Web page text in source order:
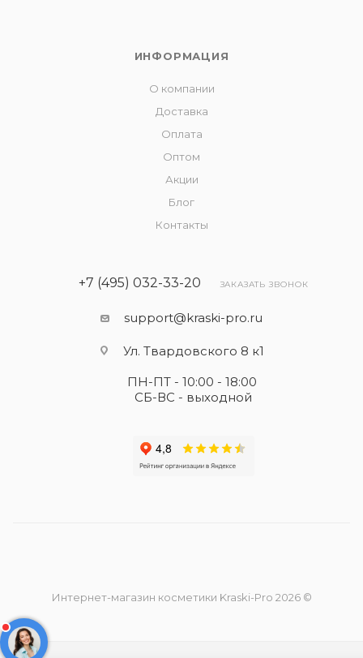
ИНФОРМАЦИЯ
О компании
Доставка
Оплата
Оптом
Акции
Блог
Контакты
+7 (495) 032-33-20 ЗАКАЗАТЬ ЗВОНОК
support@kraski-pro.ru
Ул. Твардовского 8 к1
ПН-ПТ - 10:00 - 18:00
СБ-ВС - выходной
Интернет-магазин косметики Kraski-Pro 2026 ©